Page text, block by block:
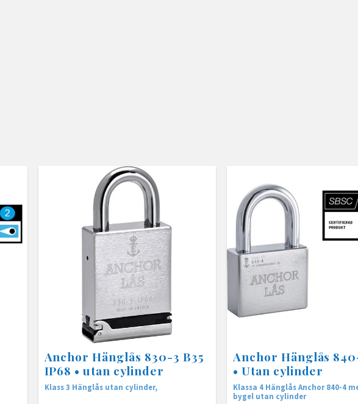
Anchor Hänglås 830-3 B35
IP68 • utan cylinder
Klass 3 Hänglås utan cylinder,
Anchor Hänglås
• Utan cylinder
Klassa 4 Hänglås Anchor 840-4
bygel utan cylinder